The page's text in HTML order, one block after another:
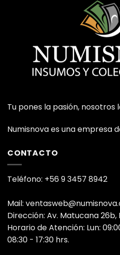
Tu pones la pasión, nosotros
Numisnova es una empresa
CONTACTO
Teléfono: +56 9 3457 8942
Mail:
Dirección: Av. Matucana
Horario de Atención: Lun:
08:30 - 17:30 hrs.